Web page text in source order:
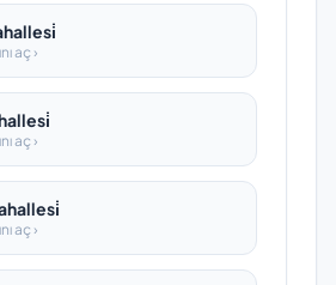
aç ›
aç ›
aç ›